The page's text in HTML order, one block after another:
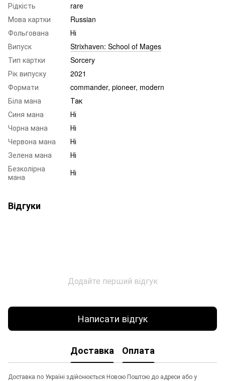
Рідкість
rare
Мова картки
Russian
Фольгована
Ні
Випуск
Strixhaven: School of Mages
Тип картки
Sorcery
Рік випуску
2021
Формати
commander, pioneer, modern
Біла мана
Так
Синя мана
Ні
Чорна мана
Ні
Червона мана
Ні
Зелена мана
Ні
Безколірна
мана
Ні
Відгуки
Додайте перший відгук
Написати відгук
Доставка Оплата
Доставка по Україні здійснюється Новою Поштою до адреси або у